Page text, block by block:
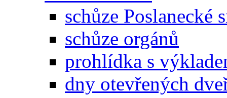
schůze Poslanecké
schůze orgánů
prohlídka s
dny otevřených